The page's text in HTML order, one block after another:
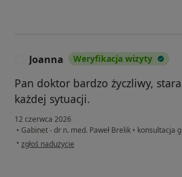
Joanna Weryfikacja wizyty
Pan doktor bardzo życzliwy,
każdej sytuacji.
12 czerwca 2026
• Gabinet - dr n. med. Paweł Brelik • konsultacja
• w opinii użytkownika Joanna
zgłoś nadużycie